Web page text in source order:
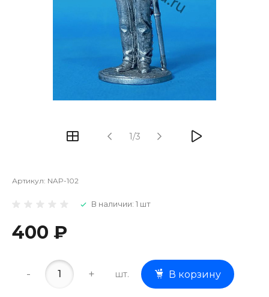
1/3
Артикул: NAP-102
В наличии: 1 шт
400 ₽
- + шт. В корзину